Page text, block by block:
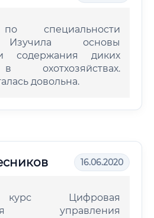
специальности
Изучила основы
содержания диких
охотхозяйствах.
довольна.
16.06.2020
Цифровая
управления